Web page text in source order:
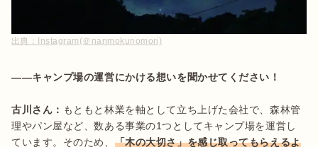
出典： Instagram(＠nanmokunomori)
――キャンプ場の運営にかける想いを聞かせてください！
古川さん： もともと林業を軸として立ち上げた会社で、森林管
理やパン屋など、数ある事業の1つとしてキャンプ場を運営し
ています。そのため、 「木の大切さ」を感じ取ってもらえるよ